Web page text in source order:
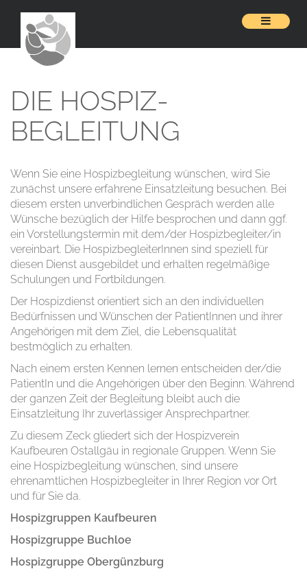
DIE HOSPIZ­
BEGLEITUNG
Wenn Sie eine Hospizbegleitung wünschen, wird Sie
zunächst unsere erfahrene Einsatzleitung besuchen. Bei
diesem ersten unverbindlichen Gespräch werden alle
Wünsche bezüglich der Hilfe besprochen und dann ggf.
ein Vorstellungstermin mit dem/der Hospizbegleiter/in
vereinbart. Die HospizbegleiterInnen sind speziell für
diesen Dienst ausgebildet und erhalten regelmäßige
Schulungen und Fortbildungen.
Der Hospizdienst orientiert sich an den individuellen
Bedürfnissen und Wünschen der PatientInnen und ihrer
Angehörigen mit dem Ziel, die Lebensqualität
bestmöglich zu erhalten.
Nach einem ersten Kennen lernen entscheiden der/die
PatientIn und die Angehörigen über den Beginn. Während
der ganzen Zeit der Begleitung bleibt auch die
Einsatzleitung Ihr zuverlässiger Ansprechpartner.
Zu diesem Zeck gliedert sich der Hospizverein
Kaufbeuren Ostallgäu in regionale Gruppen. Wenn Sie
eine Hospizbegleitung wünschen, sind unsere
ehrenamtlichen Hospizbegleiter in Ihrer Region vor Ort
und für Sie da.
Hospizgruppen Kaufbeuren
Hospizgruppe Buchloe
Hospizgruppe Obergünzburg